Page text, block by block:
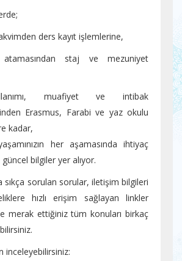
ders kayıt işlemlerine,
atamasından staj ve mezuniyet
muafiyet ve intibak
Erasmus, Farabi ve yaz okulu
kadar,
her aşamasında ihtiyaç
güncel bilgiler yer alıyor.
sıkça sorulan sorular, iletişim bilgileri
hızlı erişim sağlayan linkler
merak ettiğiniz tüm konuları birkaç
inceleyebilirsiniz: